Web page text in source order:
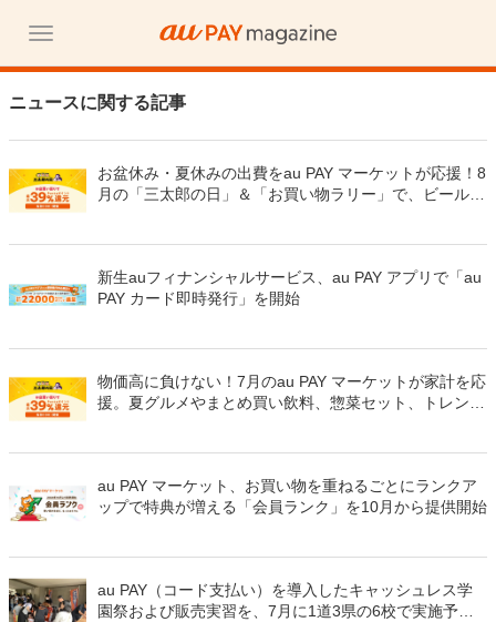
ニュースに関する記事
お盆休み・夏休みの出費をau PAY マーケットが応援！8
月の「三太郎の日」＆「お買い物ラリー」で、ビール・
新生auフィナンシャルサービス、au PAY アプリで「au
PAY カード即時発行」を開始
物価高に負けない！7月のau PAY マーケットが家計を応
援。夏グルメやまとめ買い飲料、惣菜セット、トレンド
au PAY マーケット、お買い物を重ねるごとにランクア
ップで特典が増える「会員ランク」を10月から提供開始
au PAY（コード支払い）を導入したキャッシュレス学
園祭および販売実習を、7月に1道3県の6校で実施予定